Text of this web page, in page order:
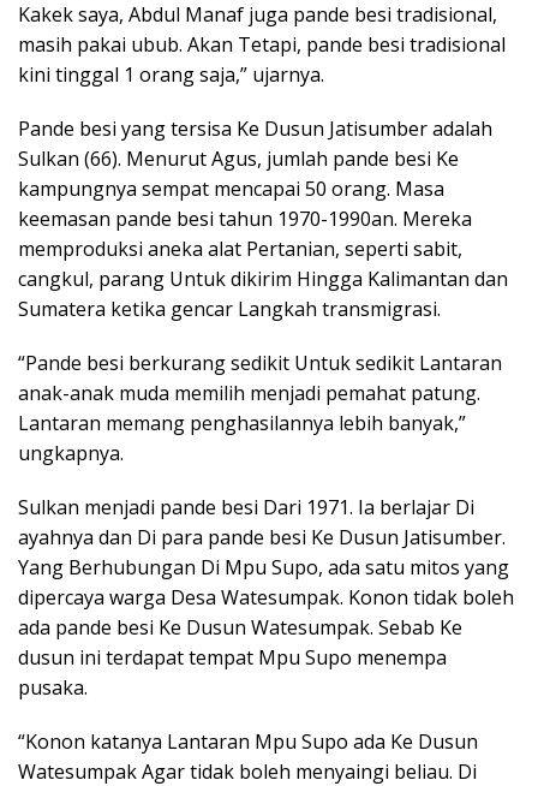
Kakek saya, Abdul Manaf juga pande besi tradisional,
masih pakai ubub. Akan Tetapi, pande besi tradisional
kini tinggal 1 orang saja,” ujarnya.
Pande besi yang tersisa Ke Dusun Jatisumber adalah
Sulkan (66). Menurut Agus, jumlah pande besi Ke
kampungnya sempat mencapai 50 orang. Masa
keemasan pande besi tahun 1970-1990an. Mereka
memproduksi aneka alat Pertanian, seperti sabit,
cangkul, parang Untuk dikirim Hingga Kalimantan dan
Sumatera ketika gencar Langkah transmigrasi.
“Pande besi berkurang sedikit Untuk sedikit Lantaran
anak-anak muda memilih menjadi pemahat patung.
Lantaran memang penghasilannya lebih banyak,”
ungkapnya.
Sulkan menjadi pande besi Dari 1971. Ia berlajar Di
ayahnya dan Di para pande besi Ke Dusun Jatisumber.
Yang Berhubungan Di Mpu Supo, ada satu mitos yang
dipercaya warga Desa Watesumpak. Konon tidak boleh
ada pande besi Ke Dusun Watesumpak. Sebab Ke
dusun ini terdapat tempat Mpu Supo menempa
pusaka.
“Konon katanya Lantaran Mpu Supo ada Ke Dusun
Watesumpak Agar tidak boleh menyaingi beliau. Di